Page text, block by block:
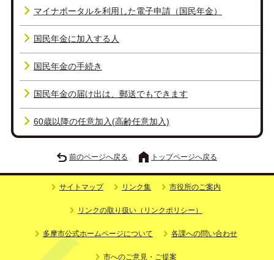
マイナポータルを利用した電子申請（国民年金）
国民年金に加入する人
国民年金の手続き
国民年金の届け出は、郵送でもできます
60歳以降の任意加入(高齢任意加入)
前のページへ戻る トップページへ戻る
サイトマップ リンク集 市役所のご案内
リンクの取り扱い（リンクポリシー）
多摩市公式ホームページについて 各課への問い合わせ
市へのご意見・ご提案